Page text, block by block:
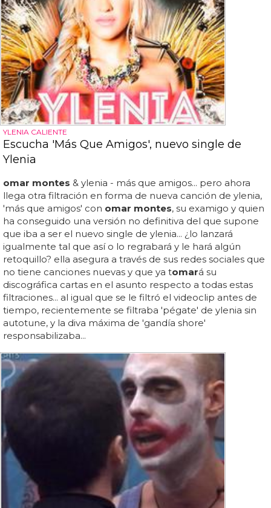
YLENIA CALIENTE
Escucha 'Más Que Amigos', nuevo single de
Ylenia
omar montes & ylenia - más que amigos... pero ahora
llega otra filtración en forma de nueva canción de ylenia,
'más que amigos' con omar montes, su examigo y quien
ha conseguido una versión no definitiva del que supone
que iba a ser el nuevo single de ylenia... ¿lo lanzará
igualmente tal que así o lo regrabará y le hará algún
retoquillo? ella asegura a través de sus redes sociales que
no tiene canciones nuevas y que ya tomará su
discográfica cartas en el asunto respecto a todas estas
filtraciones... al igual que se le filtró el videoclip antes de
tiempo, recientemente se filtraba 'pégate' de ylenia sin
autotune, y la diva máxima de 'gandía shore'
responsabilizaba...